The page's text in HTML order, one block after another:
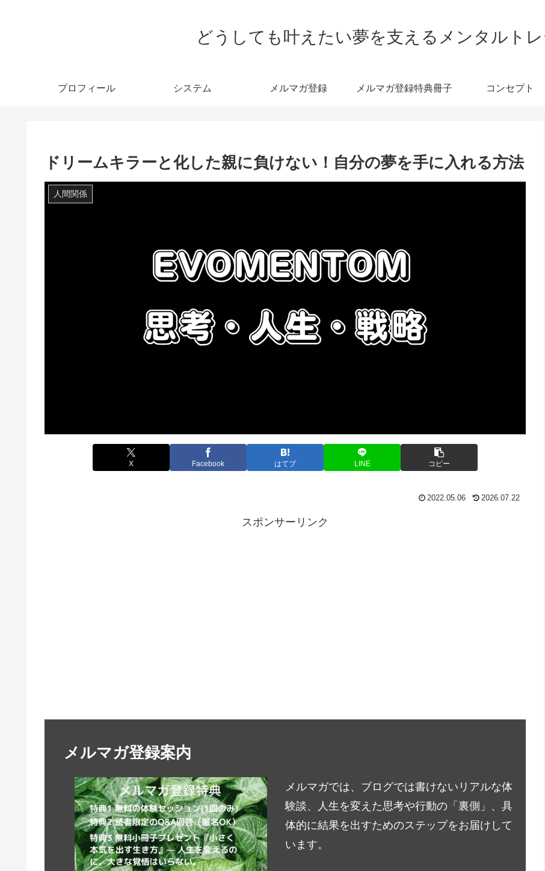
どうしても叶えたい夢を支えるメンタルト
プロフィール システム メルマガ登録 メルマガ登録特典冊子 コンセプト
ドリームキラーと化した親に負けない！自分の夢を手に入れる方法
人間関係
X Facebook はてブ LINE コピー
2022.05.06 2026.07.22
スポンサーリンク
メルマガ登録案内
メルマガでは、ブログでは書けないリアルな体
験談、人生を変えた思考や行動の「裏側」、具
体的に結果を出すためのステップをお届けして
います。